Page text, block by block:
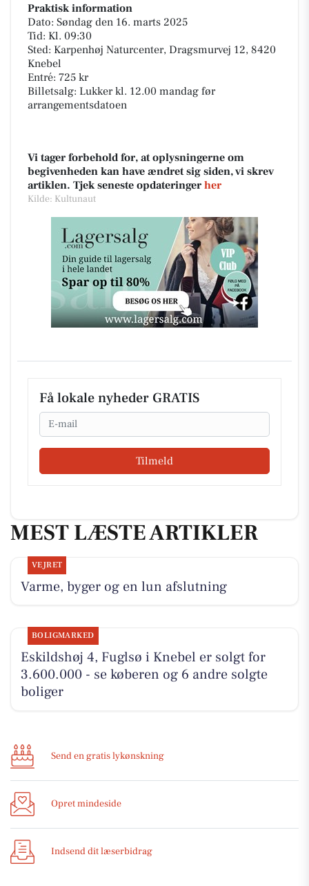
Praktisk information
Dato: Søndag den 16. marts 2025
Tid: Kl. 09:30
Sted: Karpenhøj Naturcenter, Dragsmurvej 12, 8420
Knebel
Entré: 725 kr
Billetsalg: Lukker kl. 12.00 mandag før
arrangementsdatoen
Vi tager forbehold for, at oplysningerne om
begivenheden kan have ændret sig siden, vi skrev
artiklen. Tjek seneste opdateringer her
Kilde: Kultunaut
Få lokale nyheder GRATIS
Email
Tilmeld
MEST LÆSTE ARTIKLER
VEJRET
Varme, byger og en lun afslutning
BOLIGMARKED
Eskildshøj 4, Fuglsø i Knebel er solgt for
3.600.000 - se køberen og 6 andre solgte
boliger
Send en gratis lykønskning
Opret mindeside
Indsend dit læserbidrag